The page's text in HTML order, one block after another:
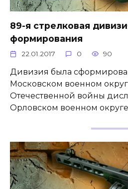
89-я стрелковая
формирования
22.01.2017 0 90
Дивизия была
Московском военном
Отечественной войны
Орловском военном округе